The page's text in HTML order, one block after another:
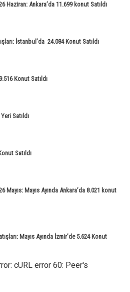
Haziran: Ankara’da 11.699 konut Satıldı
İstanbul’da 24.084 Konut Satıldı
Konut Satıldı
Satıldı
Satıldı
Mayıs: Mayıs Ayında Ankara’da 8.021 konut
Mayıs Ayında İzmir’de 5.624 Konut
cURL error 60: Peer's